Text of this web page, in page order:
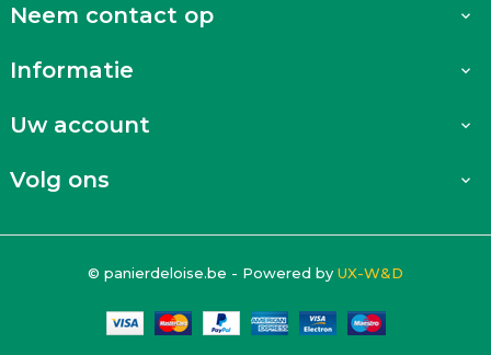
Neem contact op 
Informatie 
Uw account 
Volg ons 
© panierdeloise.be - Powered by UX-W&D